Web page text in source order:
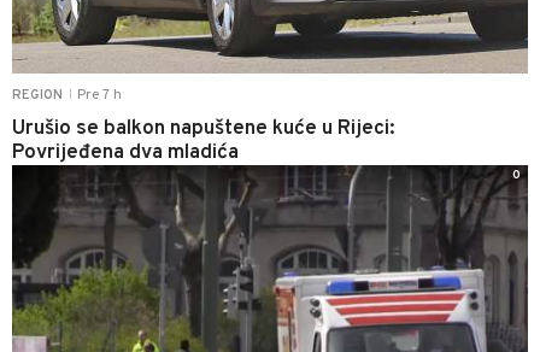
REGION Pre 7 h
Urušio se balkon napuštene kuće u Rijeci:
Povrijeđena dva mladića
0